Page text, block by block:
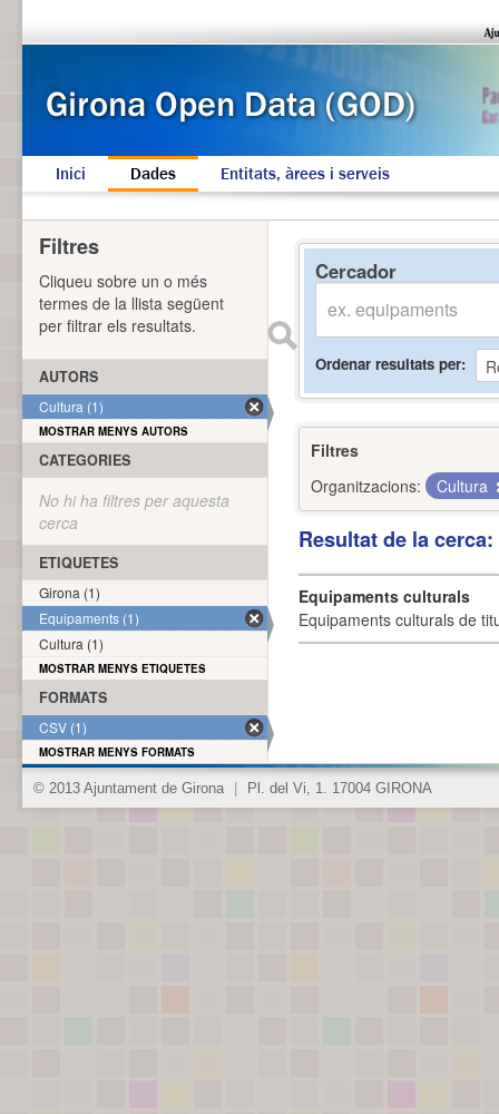
Inici Dades Entitats, àrees i serveis
Cercador
Ordenar resultats per
Filtres
Organitzacions:
Cultura
Resultat de la
Equipaments culturals
Equipaments culturals de
Filtres
Cliqueu sobre un o més
termes de la llista següent
per filtrar els resultats.
AUTORS
Cultura (1)
MOSTRAR MENYS AUTORS
CATEGORIES
No hi ha filtres per aquesta
cerca
ETIQUETES
Girona (1)
Equipaments (1)
Cultura (1)
MOSTRAR MENYS ETIQUETES
FORMATS
CSV (1)
MOSTRAR MENYS FORMATS
© 2013 Ajuntament de Girona Pl. del Vi, 1. 17004 GIRONA